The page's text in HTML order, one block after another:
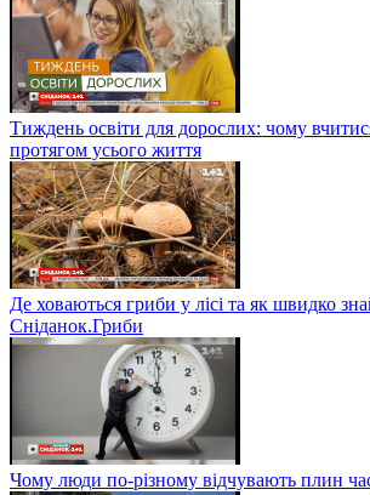
Тиждень освіти для дорослих: чому
протягом усього життя
Де ховаються гриби у лісі та як швидко
Сніданок.Гриби
Чому люди по-різному відчувають плин